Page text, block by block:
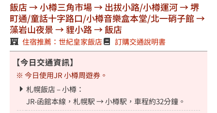
飯店 → 小樽三角市場 → 出拔小路/小樽運河 → 堺
町通/童話十字路口/小樽音樂盒本堂/北一硝子館 →
藻岩山夜景 → 貍小路 → 飯店
住宿推薦：世紀皇家飯店 訂購交通說明書
【今日交通資訊】
※ 今日使用JR 小樽周遊券。
札幌飯店 – 小樽：
JR-函館本線，札幌駅 → 小樽駅，車程約32分鐘。